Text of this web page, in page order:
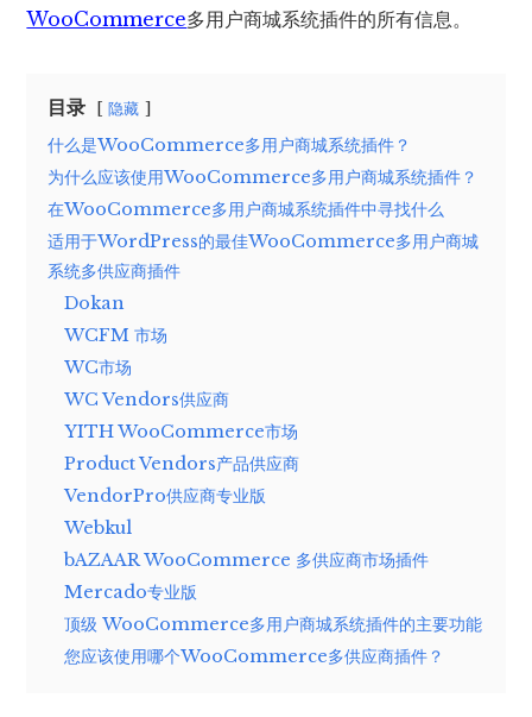
WooCommerce多用户商城系统插件的所有信息。
目录 隐藏
什么是WooCommerce多用户商城系统插件？
为什么应该使用WooCommerce多用户商城系统插件？
在WooCommerce多用户商城系统插件中寻找什么
适用于WordPress的最佳WooCommerce多用户商城
系统多供应商插件
Dokan
WCFM 市场
WC市场
WC Vendors供应商
YITH WooCommerce市场
Product Vendors产品供应商
VendorPro供应商专业版
Webkul
bAZAAR WooCommerce 多供应商市场插件
Mercado专业版
顶级 WooCommerce多用户商城系统插件的主要功能
您应该使用哪个WooCommerce多供应商插件？